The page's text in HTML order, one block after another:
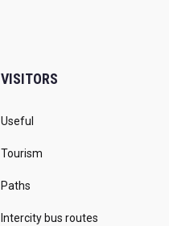
VISITORS
Useful
Tourism
Paths
Intercity bus routes